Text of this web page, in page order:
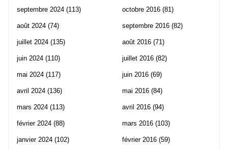
septembre 2024 (113)
août 2024 (74)
juillet 2024 (135)
juin 2024 (110)
mai 2024 (117)
avril 2024 (136)
mars 2024 (113)
février 2024 (88)
janvier 2024 (102)
octobre 2016 (81)
septembre 2016 (82)
août 2016 (71)
juillet 2016 (82)
juin 2016 (69)
mai 2016 (84)
avril 2016 (94)
mars 2016 (103)
février 2016 (59)